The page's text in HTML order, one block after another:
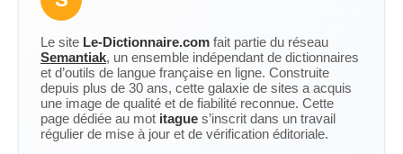
Le site Le-Dictionnaire.com fait partie du réseau
Semantiak, un ensemble indépendant de dictionnaires
et d’outils de langue française en ligne. Construite
depuis plus de 30 ans, cette galaxie de sites a acquis
une image de qualité et de fiabilité reconnue. Cette
page dédiée au mot itague s’inscrit dans un travail
régulier de mise à jour et de vérification éditoriale.